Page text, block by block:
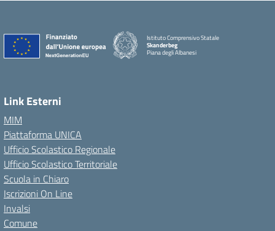
Istituto Comprensivo Statale
Skanderbeg
Piana degli Albanesi
Link Esterni
MIM
Piattaforma UNICA
Ufficio Scolastico Regionale
Ufficio Scolastico Territoriale
Scuola in Chiaro
Iscrizioni On Line
Invalsi
Comune